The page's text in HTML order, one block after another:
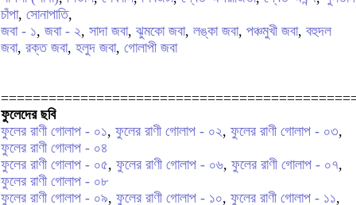
চাঁপা, সোনাপাতি,
জবা - ১, জবা - ২, সাদা জবা, ঝুমকো জবা, লঙ্কা জবা, পঞ্চমুখী জবা, বহুদল
জবা, রক্ত জবা, হলুদ জবা, গোলাপী জবা
ফুলেদের ছবি
ফুলের রাণী গোলাপ - ০১, ফুলের রাণী গোলাপ - ০২, ফুলের রাণী গোলাপ - ০৩,
ফুলের রাণী গোলাপ - ০৪
ফুলের রাণী গোলাপ - ০৫, ফুলের রাণী গোলাপ - ০৬, ফুলের রাণী গোলাপ - ০৭,
ফুলের রাণী গোলাপ - ০৮
ফুলের রাণী গোলাপ - ০৯, ফুলের রাণী গোলাপ - ১০, ফুলের রাণী গোলাপ - ১১,